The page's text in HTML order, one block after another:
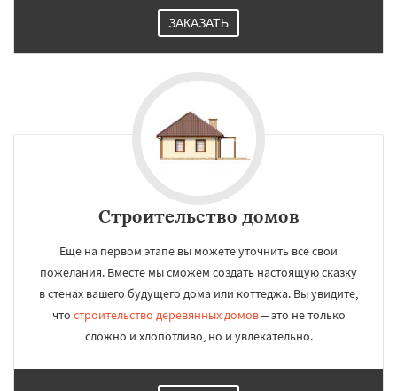
ЗАКАЗАТЬ
Строительство домов
Еще на первом этапе вы можете уточнить все свои
пожелания. Вместе мы сможем создать настоящую сказку
в стенах вашего будущего дома или коттеджа. Вы увидите,
что строительство деревянных домов– это не только
сложно и хлопотливо, но и увлекательно.